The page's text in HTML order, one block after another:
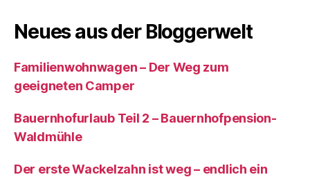
Neues aus der Bloggerwelt
Familienwohnwagen – Der Weg zum
geeigneten Camper
Bauernhofurlaub Teil 2 – Bauernhofpension-
Waldmühle
Der erste Wackelzahn ist weg – endlich ein